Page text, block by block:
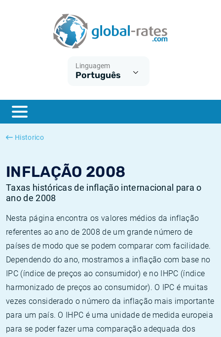
Linguagem
Português
Historico
INFLAÇÃO 2008
Taxas históricas de inflação internacional para o
ano de 2008
Nesta página encontra os valores médios da inflação
referentes ao ano de 2008 de um grande número de
países de modo que se podem comparar com facilidade.
Dependendo do ano, mostramos a inflação com base no
IPC (índice de preços ao consumidor) e no IHPC (índice
harmonizado de preços ao consumidor). O IPC é muitas
vezes considerado o número da inflação mais importante
para um país. O IHPC é uma unidade de medida europeia
para se poder fazer uma comparação adequada dos
ESTER
SONIA
O que é a inflação do IPC?
O que é a inflação do IHPC?
Inflação Estados Unidos
Inflação Europa
Taxas Euribor históricas
Taxas ESTER históricas
Taxas SONIA históricas
Taxas TONAR históricas
Calculadora de inflação